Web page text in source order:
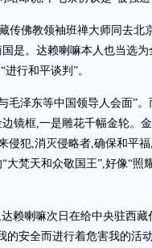
传佛教领袖班禅大师同去北
是。达赖喇嘛本人也当选
行和平谈判”。
毛泽东等中国领导人会面”
镜框,一是雕花千幅金轮。
侵犯,消灭侵略者,确保和平
大梵天和众敬国王”,好像“照
赖喇嘛次日在给中央驻西
的安全而进行着危害我的活